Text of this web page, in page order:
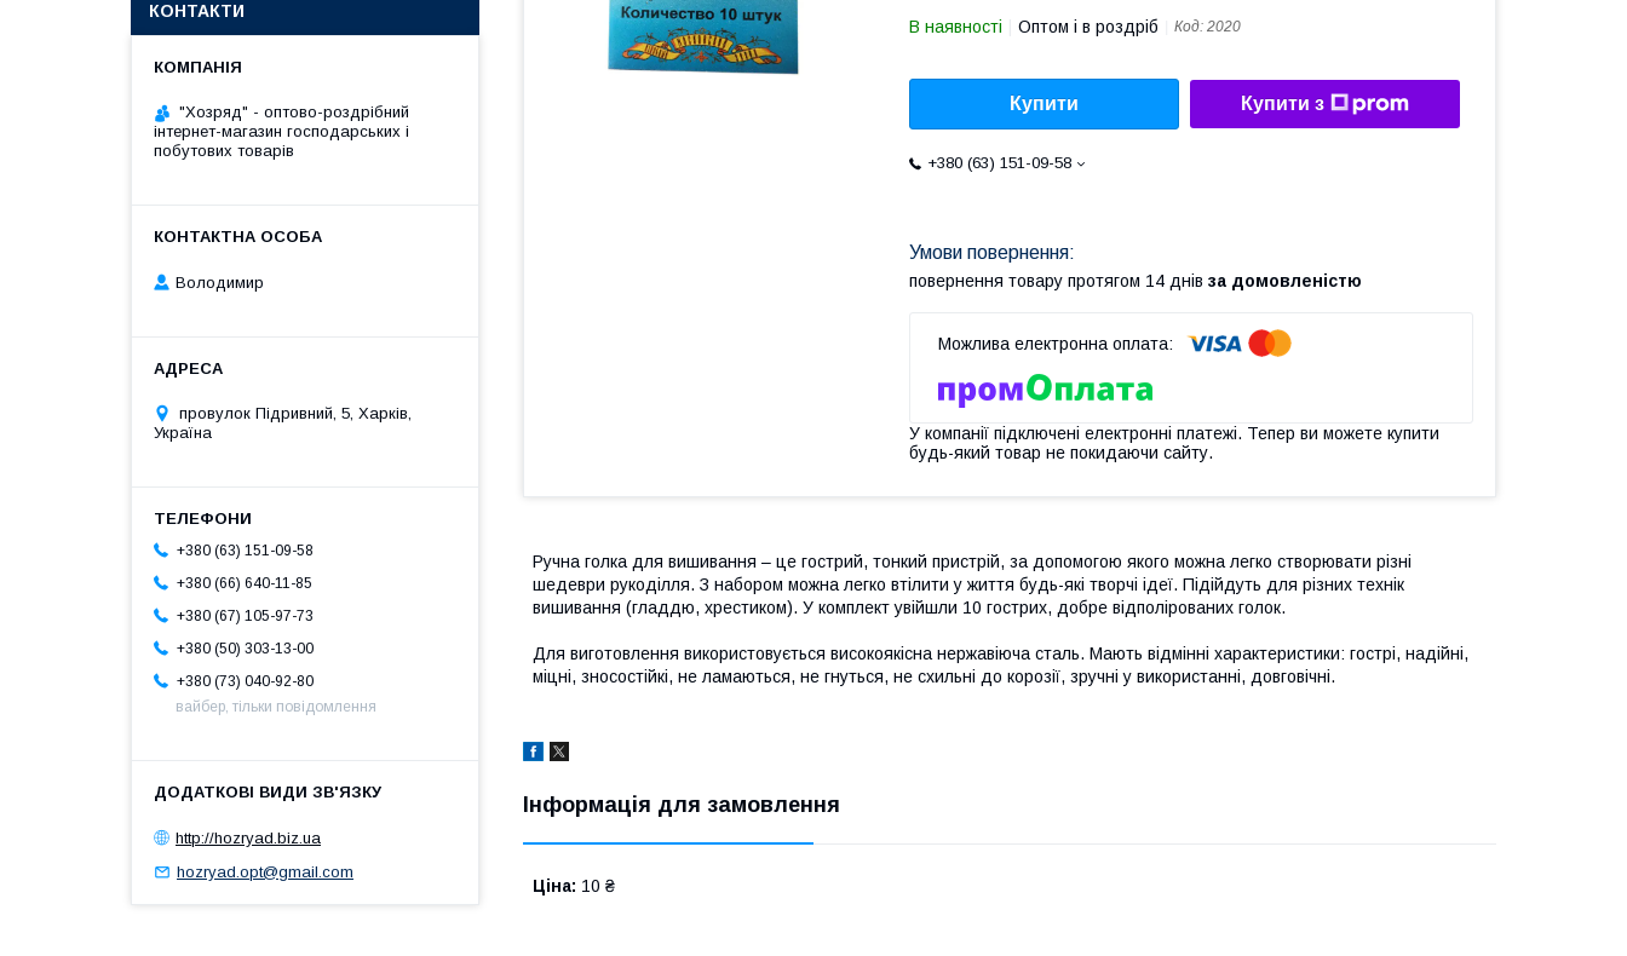
В наявності Оптом і в роздріб Код: 2020
Купити Купити з
+380 (63) 151-09-58
повернення товару протягом 14 днів за домовленістю
У компанії підключені електронні платежі. Тепер ви можете купити
будь-який товар не покидаючи сайту.
Ручна голка для вишивання – це гострий, тонкий пристрій, за допомогою якого можна легко створювати різні
шедеври рукоділля. З набором можна легко втілити у життя будь-які творчі ідеї. Підійдуть для різних технік
вишивання (гладдю, хрестиком). У комплект увійшли 10 гострих, добре відполірованих голок.
Для виготовлення використовується високоякісна нержавіюча сталь. Мають відмінні характеристики: гострі, надійні,
міцні, зносостійкі, не ламаються, не гнуться, не схильні до корозії, зручні у використанні, довговічні.
Інформація для замовлення
Ціна: 10 ₴
КОНТАКТИ
"Хозряд" - оптово-роздрібний
інтернет-магазин господарських і
побутових товарів
Володимир
провулок Підривний, 5, Харків,
Україна
+380 (63) 151-09-58
+380 (66) 640-11-85
+380 (67) 105-97-73
+380 (50) 303-13-00
+380 (73) 040-92-80
вайбер, тільки повідомлення
http://hozryad.biz.ua
hozryad.opt@gmail.com